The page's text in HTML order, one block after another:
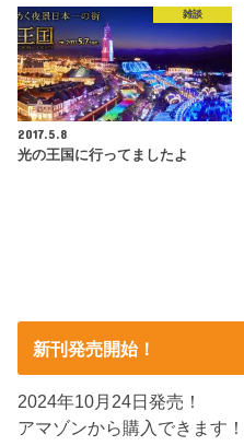
雑談
2017.5.8
光の王国に行ってましたよ
新刊発売開始！
2024年10月24日発売！
アマゾンから購入できます！